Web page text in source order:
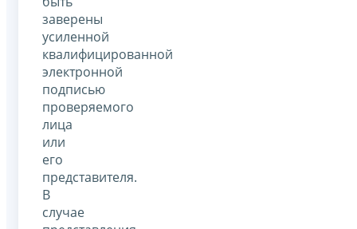
заверены
усиленной
квалифицированной
электронной
подписью
проверяемого
лица
или
его
представителя.
В
случае